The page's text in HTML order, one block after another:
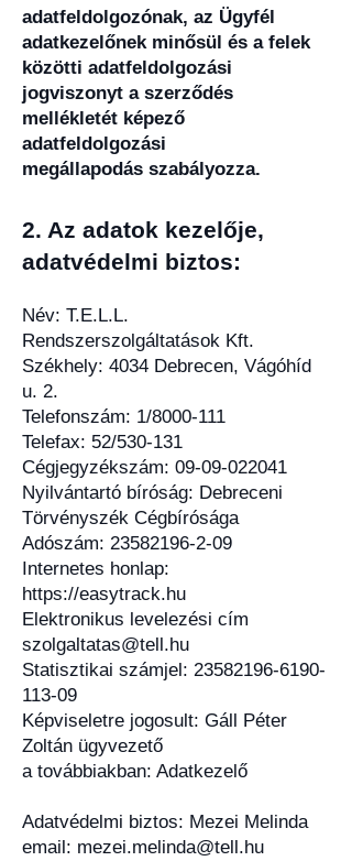
adatfeldolgozónak, az Ügyfél
adatkezelőnek minősül és a felek
közötti adatfeldolgozási
jogviszonyt a szerződés
mellékletét képező
adatfeldolgozási
megállapodás szabályozza.
2. Az adatok kezelője,
adatvédelmi biztos:
Név: T.E.L.L.
Rendszerszolgáltatások Kft.
Székhely: 4034 Debrecen, Vágóhíd
u. 2.
Telefonszám: 1/8000-111
Telefax: 52/530-131
Cégjegyzékszám: 09-09-022041
Nyilvántartó bíróság: Debreceni
Törvényszék Cégbírósága
Adószám: 23582196-2-09
Internetes honlap:
https://easytrack.hu
Elektronikus levelezési cím
szolgaltatas@tell.hu
Statisztikai számjel: 23582196-6190-
113-09
Képviseletre jogosult: Gáll Péter
Zoltán ügyvezető
a továbbiakban: Adatkezelő
Adatvédelmi biztos: Mezei Melinda
email: mezei.melinda@tell.hu